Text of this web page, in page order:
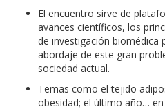
El encuentro sirve de
avances científicos, los
de investigación biomédica
abordaje de este gran
sociedad actual.
Temas como el tejido
obesidad; el último año…